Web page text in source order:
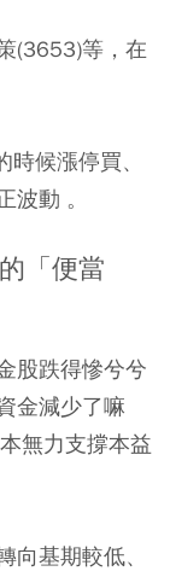
(3653)等，在
候漲停買、
動 。
「便當
股跌得慘兮兮
金減少了嘛
無力支撐本益
基期較低、